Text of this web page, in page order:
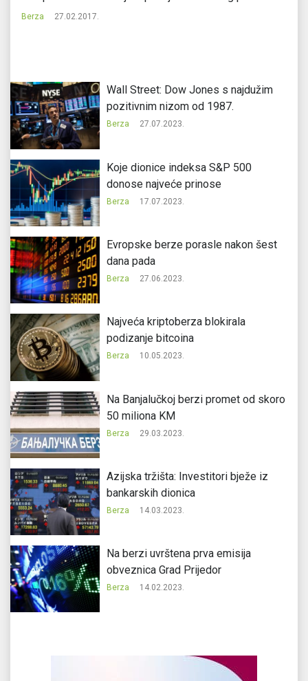
Berza 27.02.2017.
Wall Street: Dow Jones s najdužim
pozitivnim nizom od 1987.
Berza 27.07.2023.
Koje dionice indeksa S&P 500
donose najveće prinose
Berza 17.07.2023.
Evropske berze porasle nakon šest
dana pada
Berza 27.06.2023.
Najveća kriptoberza blokirala
podizanje bitcoina
Berza 10.05.2023.
Na Banjalučkoj berzi promet od skoro
50 miliona KM
Berza 29.03.2023.
Azijska tržišta: Investitori bježe iz
bankarskih dionica
Berza 14.03.2023.
Na berzi uvrštena prva emisija
obveznica Grad Prijedor
Berza 14.02.2023.